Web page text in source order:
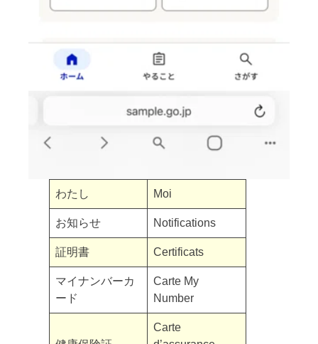
わたし Moi
お知らせ Notifications
証明書 Certificats
マイナンバーカ
ード
Carte My
Number
Carte